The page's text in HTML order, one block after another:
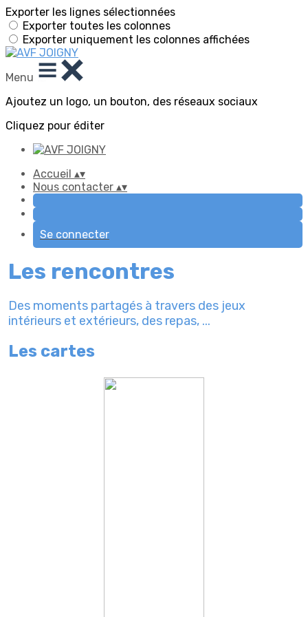
Exporter les lignes sélectionnées
Exporter toutes les colonnes
Exporter uniquement les colonnes affichées
Menu
Ajoutez un logo, un bouton, des réseaux sociaux
Cliquez pour éditer
Accueil ▴▾
Nous contacter ▴▾
Se connecter
Les rencontres
Des moments partagés à travers des jeux
intérieurs et extérieurs, des repas, ...
Les cartes